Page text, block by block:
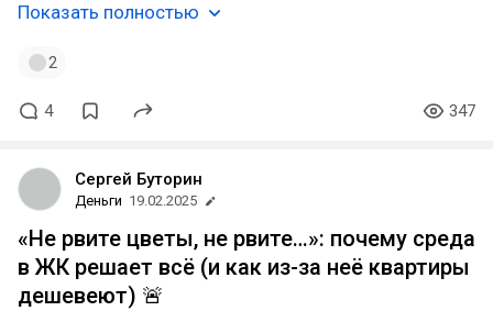
Показать полностью
2
4 347
Сергей Буторин
Деньги 19.02.2025
«Не рвите цветы, не рвите…»: почему среда
в ЖК решает всё (и как из-за неё квартиры
дешевеют) 🚨